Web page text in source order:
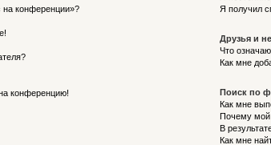
на конференции»?
конференцию!
Я получил
Друзья и
Что
Как мне
Поиск по
Как мне
Почему мой
В
Как мне